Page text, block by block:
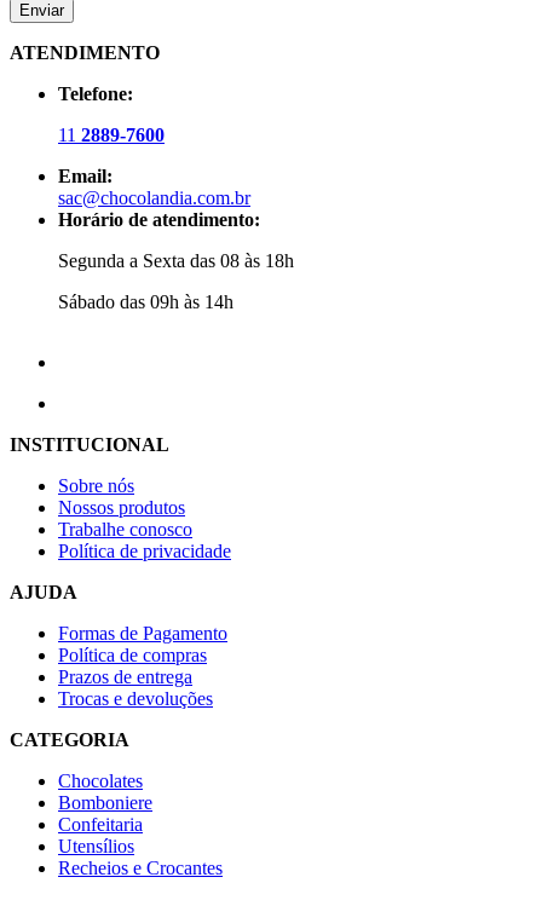
Enviar
ATENDIMENTO
Telefone:
11 2889-7600
Email:
sac@chocolandia.com.br
Horário de atendimento:
Segunda a Sexta das 08 às 18h
Sábado das 09h às 14h
INSTITUCIONAL
Sobre nós
Nossos produtos
Trabalhe conosco
Política de privacidade
AJUDA
Formas de Pagamento
Política de compras
Prazos de entrega
Trocas e devoluções
CATEGORIA
Chocolates
Bomboniere
Confeitaria
Utensílios
Recheios e Crocantes